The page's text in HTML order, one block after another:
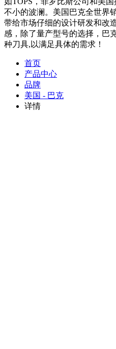
不小的波澜。美国巴克全世界
带给市场仔细的设计研发和改
感，除了量产型号的选择，巴
种刀具,以满足具体的需求！
首页
产品中心
品牌
美国 - 巴克
详情